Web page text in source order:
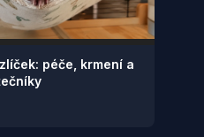
péče, krmení a